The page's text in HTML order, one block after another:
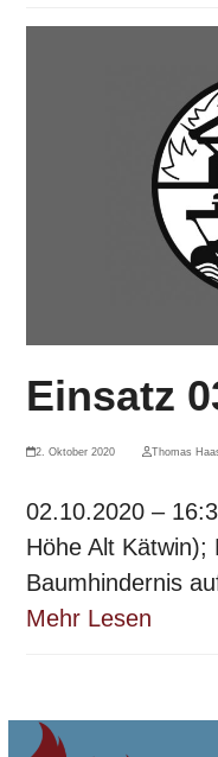
Einsatz
2. Oktober 2020 Thomas
02.10.2020 –
Höhe Alt Kätwin);
Baumhindernis
Mehr Lesen